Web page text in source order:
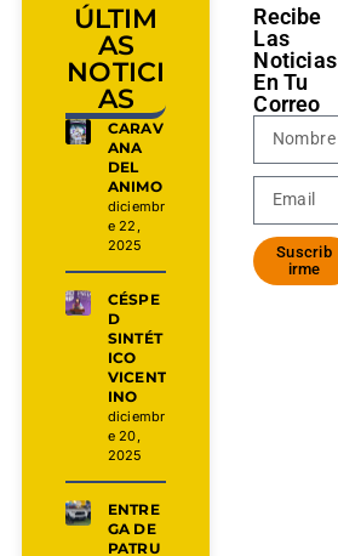
ÚLTIM
AS
NOTICI
AS
CARAV
ANA
DEL
ANIMO
diciembr
e 22,
2025
CÉSPE
D
SINTÉT
ICO
VICENT
INO
diciembr
e 20,
2025
ENTRE
GA DE
PATRU
Recibe
Las
Noticias
En Tu
Correo
Suscrib
irme